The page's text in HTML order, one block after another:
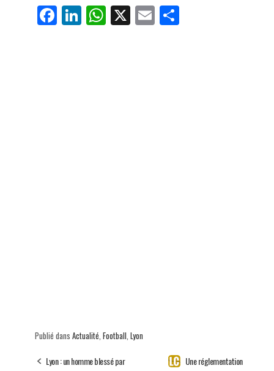
Fa
ce
Li
nk
W
ha
X E
m
Pa
Publié dans Actualité, Football, Lyon
Lyon : un homme blessé par
Une réglementation